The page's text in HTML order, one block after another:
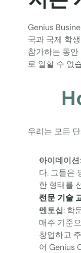
Genius
국과 국제 학
참가하는 동
로 일할 수 없
우리는 모든
아이데이션
다. 그들은
한 형태를
전문 기술
멘토십: 학
매주 기준
창업하고
어 Genius